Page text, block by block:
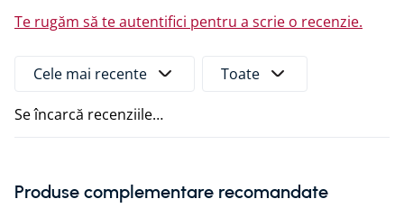
Te rugăm să te autentifici pentru a scrie o recenzie.
Cele mai recente Toate
Se încarcă recenziile…
Produse complementare recomandate